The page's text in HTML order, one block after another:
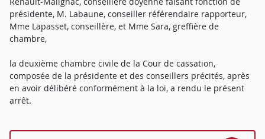
présidente, M. Labaune, conseiller référendaire rapporteur,
Mme Lapasset, conseillère, et Mme Sara, greffière de
chambre,
la deuxième chambre civile de la Cour de cassation,
composée de la présidente et des conseillers précités, après
en avoir délibéré conformément à la loi, a rendu le présent
arrêt.